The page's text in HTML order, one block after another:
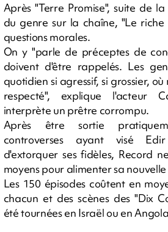
Après "Terre Promise", suite de
du genre sur la chaîne, "Le
questions morales.
On y "parle de préceptes de
doivent d'être rappelés. Les
quotidien si agressif, si grossier,
respecté", explique l'acteur
interprète un prêtre corrompu.
Après être sortie
controverses ayant visé
d'extorquer ses fidèles, Record
moyens pour alimenter sa
Les 150 épisodes coûtent en
chacun et des scènes des "Dix
été tournées en Israël ou en